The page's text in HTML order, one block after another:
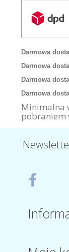
Darmowa
Darmowa
Darmowa
Darmowa
Minimalna
pobraniem